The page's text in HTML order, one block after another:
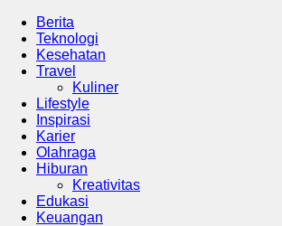
Berita
Teknologi
Kesehatan
Travel
Kuliner
Lifestyle
Inspirasi
Karier
Olahraga
Hiburan
Kreativitas
Edukasi
Keuangan